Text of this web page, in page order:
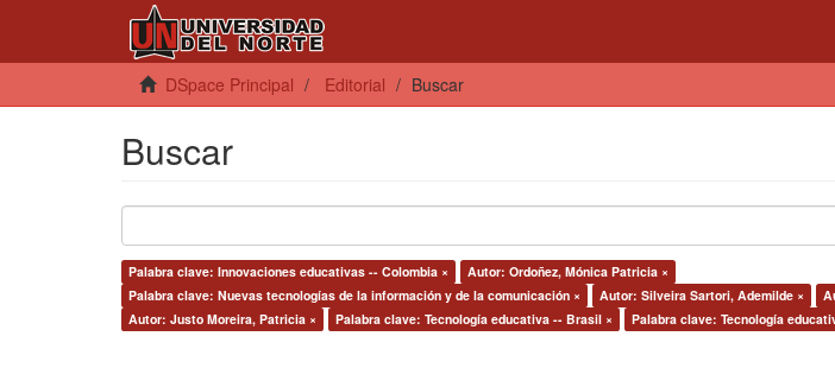
DSpace Principal Editorial Buscar
Buscar
Palabra clave: Innovaciones educativas -- Colombia ×
Autor: Ordoñez, Mónica Patricia ×
Palabra clave: Nuevas tecnologías de la información y de la comunicación ×
Autor: Silveira Sartori, Ademilde ×
Autor: Justo Moreira, Patricia ×
Palabra clave: Tecnología educativa -- Brasil × Palabra clave: Tecnología